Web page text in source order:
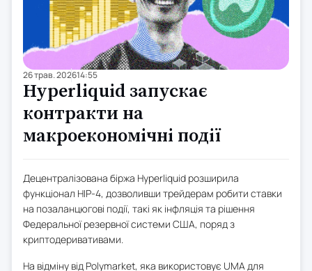
26 трав. 202614:55
Hyperliquid запускає
контракти на
макроекономічні події
Децентралізована біржа Hyperliquid розширила
функціонал HIP-4, дозволивши трейдерам робити ставки
на позаланцюгові події, такі як інфляція та рішення
Федеральної резервної системи США, поряд з
криптодеривативами.
На відміну від Polymarket, яка використовує UMA для